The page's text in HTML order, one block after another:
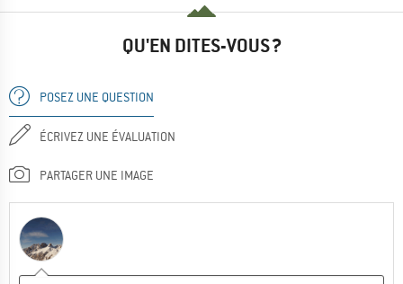
QU'EN DITES-VOUS ?
POSEZ UNE QUESTION
ÉCRIVEZ UNE ÉVALUATION
PARTAGER UNE IMAGE